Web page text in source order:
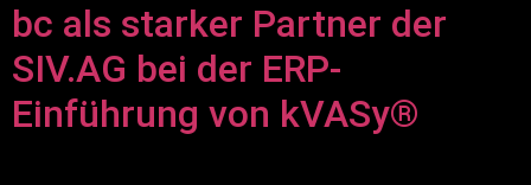
bc als starker Partner der
SIV.AG bei der ERP-
Einführung von kVASy®